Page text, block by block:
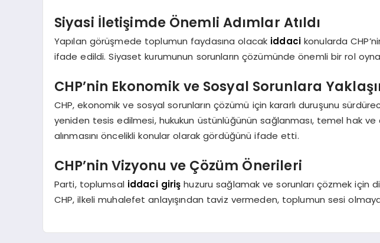
Siyasi İletişimde Önemli Adımlar Atıldı
Yapılan görüşmede toplumun faydasına olacak iddaci konularda
ifade edildi. Siyaset kurumunun sorunların çözümünde önemli bir rol
CHP’nin Ekonomik ve Sosyal Sorunlara
CHP, ekonomik ve sosyal sorunların çözümü için kararlı duruşunu
yeniden tesis edilmesi, hukukun üstünlüğünün sağlanması, temel hak ve
alınmasını öncelikli konular olarak gördüğünü ifade etti.
CHP’nin Vizyonu ve Çözüm Önerileri
Parti, toplumsal iddaci giriş huzuru sağlamak ve sorunları çözmek için
CHP, ilkeli muhalefet anlayışından taviz vermeden, toplumun sesi